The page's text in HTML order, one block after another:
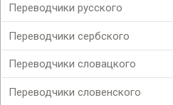
Переводчики русского
Переводчики сербского
Переводчики словацкого
Переводчики словенского